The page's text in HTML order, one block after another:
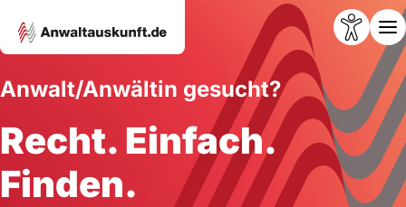
Anwalt/Anwältin gesucht?
Recht. Einfach.
Finden.